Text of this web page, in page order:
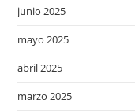
junio 2025
mayo 2025
abril 2025
marzo 2025